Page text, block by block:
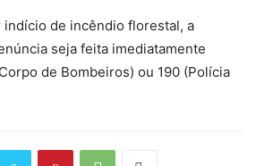
indício de incêndio florestal, a
seja feita imediatamente
de Bombeiros) ou 190 (Polícia